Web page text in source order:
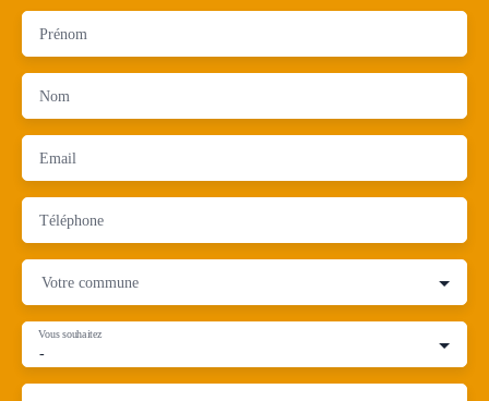
Prénom
Nom
Email
Téléphone
Votre commune
-
Vous souhaitez